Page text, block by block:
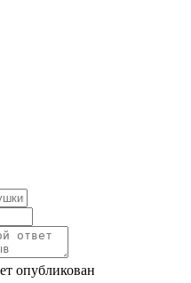
опубликован